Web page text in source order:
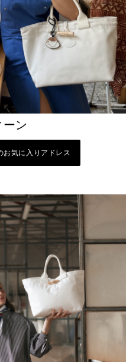
ーン
お気に入りアドレス